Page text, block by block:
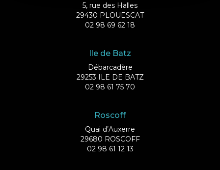
5, rue des Halles
29430 PLOUESCAT
02 98 69 62 18
Ile de Batz
Débarcadère
29253 ILE DE BATZ
02 98 61 75 70
Roscoff
Quai d’Auxerre
29680 ROSCOFF
02 98 61 12 13